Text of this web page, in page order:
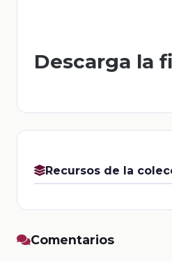
Descarga la
Recursos de la
Comentarios